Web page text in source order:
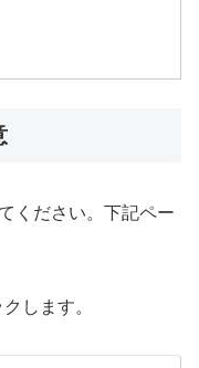
ください。下記ペー
します。